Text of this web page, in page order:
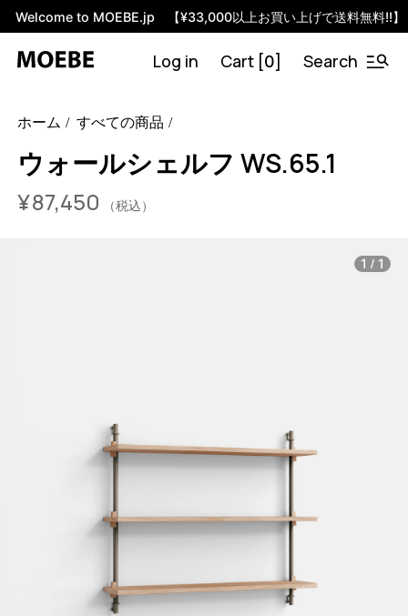
Welcome to MOEBE.jp 【¥33,000以上お買い上げで送料無料!!】
Log in Cart [0] Search
ws-65-1?variant=46510742044904
ホーム すべての商品
ウォールシェルフ WS.65.1
¥87,450 （税込）
1 / 1